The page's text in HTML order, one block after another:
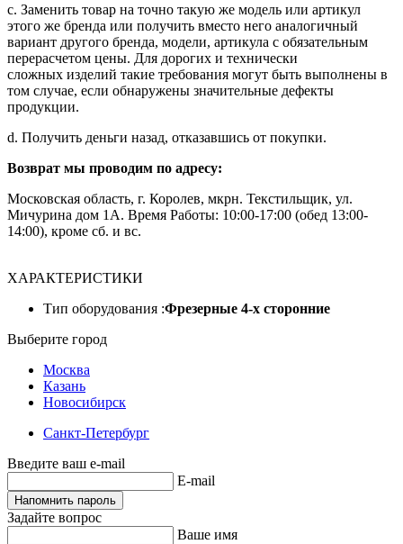
c. Заменить товар на точно такую же модель или артикул
этого же бренда или получить вместо него аналогичный
вариант другого бренда, модели, артикула с обязательным
перерасчетом цены. Для дорогих и технически
сложных изделий такие требования могут быть выполнены в
том случае, если обнаружены значительные дефекты
продукции.
d. Получить деньги назад, отказавшись от покупки.
Возврат мы проводим по адресу:
Московская область, г. Королев, мкрн. Текстильщик, ул.
Мичурина дом 1А. Время Работы: 10:00-17:00 (обед 13:00-
14:00), кроме сб. и вс.
ХАРАКТЕРИСТИКИ
Тип оборудования :Фрезерные 4-х сторонние
Выберите город
Москва
Казань
Новосибирск
Санкт-Петербург
Введите ваш e-mail
E-mail
Напомнить пароль
Задайте вопрос
Ваше имя